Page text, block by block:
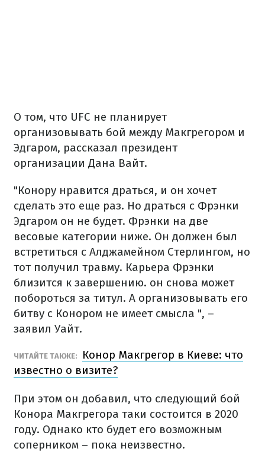
О том, что UFC не планирует
организовывать бой между Макгрегором и
Эдгаром, рассказал президент
организации Дана Вайт.
"Конору нравится драться, и он хочет
сделать это еще раз. Но драться с Фрэнки
Эдгаром он не будет. Фрэнки на две
весовые категории ниже. Он должен был
встретиться с Алджамейном Стерлингом, но
тот получил травму. Карьера Фрэнки
близится к завершению. он снова может
побороться за титул. А организовывать его
битву с Конором не имеет смысла ", –
заявил Уайт.
ЧИТАЙТЕ ТАКЖЕ:
Конор Макгрегор в Киеве: что
известно о визите?
При этом он добавил, что следующий бой
Конора Макгрегора таки состоится в 2020
году. Однако кто будет его возможным
соперником – пока неизвестно.